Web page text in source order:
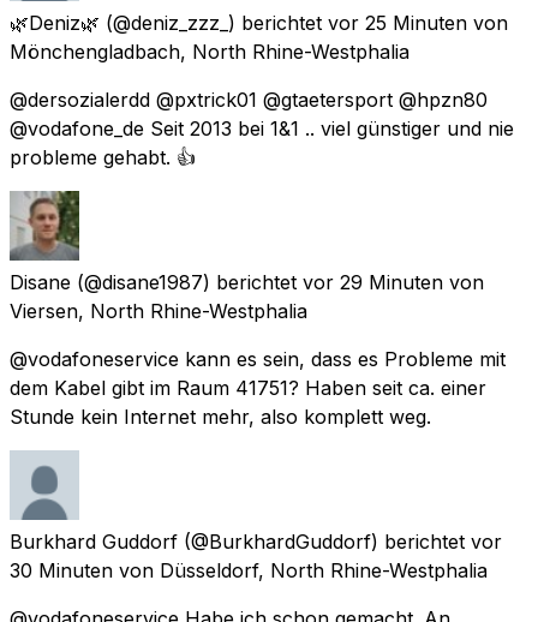
🌿Deniz🌿 (@deniz_zzz_) berichtet vor 25 Minuten von
Mönchengladbach, North Rhine-Westphalia
@dersozialerdd @pxtrick01 @gtaetersport @hpzn80
@vodafone_de Seit 2013 bei 1&1 .. viel günstiger und nie
probleme gehabt. 👍
Disane (@disane1987) berichtet vor 29 Minuten von
Viersen, North Rhine-Westphalia
@vodafoneservice kann es sein, dass es Probleme mit
dem Kabel gibt im Raum 41751? Haben seit ca. einer
Stunde kein Internet mehr, also komplett weg.
Burkhard Guddorf (@BurkhardGuddorf) berichtet vor
30 Minuten von Düsseldorf, North Rhine-Westphalia